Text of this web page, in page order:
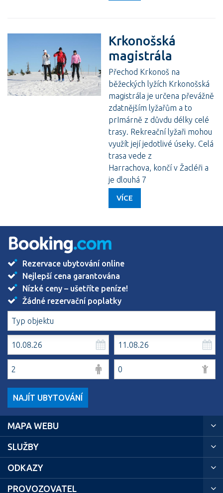
Krkonošská
magistrála
Přechod Krkonoš na
běžeckých lyžích Krkonošská
magistrála je určena převážně
zdatnějším lyžařům a to
prImárně z důvdu délky celé
trasy. Rekreační lyžaři mohou
využít její jedotlivé úseky. Celá
trasa vede z
Harrachova, končí v Žacléři a
je dlouhá 7
VÍCE
Rezervace ubytování online
Nejlepší cena garantována
Nízké ceny – ušetříte peníze!
Žádné rezervační poplatky
NAJÍT UBYTOVÁNÍ
MAPA WEBU
SLUŽBY
ODKAZY
PROVOZOVATEL